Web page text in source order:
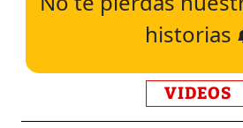
historias
VIDEOS